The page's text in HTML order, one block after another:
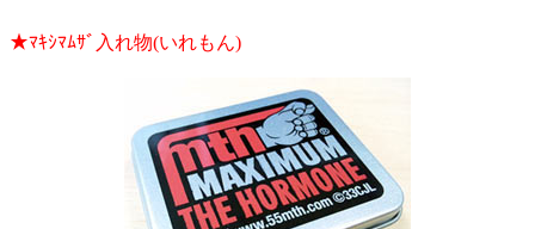
★ﾏｷｼﾏﾑｻﾞ入れ物(いれもん)